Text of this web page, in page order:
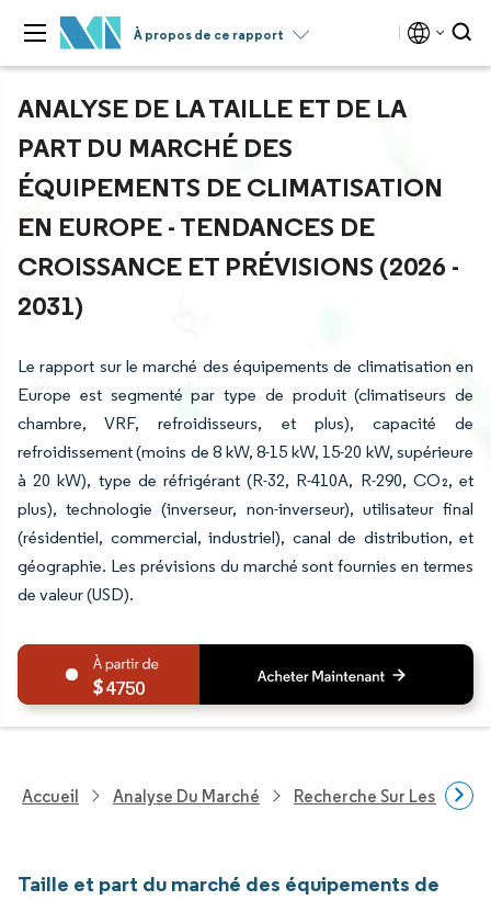
À propos de ce rapport
ANALYSE DE LA TAILLE ET DE LA
PART DU MARCHÉ DES
ÉQUIPEMENTS DE CLIMATISATION
EN EUROPE - TENDANCES DE
CROISSANCE ET PRÉVISIONS (2026 -
2031)
Le rapport sur le marché des équipements de climatisation en
Europe est segmenté par type de produit (climatiseurs de
chambre, VRF, refroidisseurs, et plus), capacité de
refroidissement (moins de 8 kW, 8-15 kW, 15-20 kW, supérieure
à 20 kW), type de réfrigérant (R-32, R-410A, R-290, CO₂, et
plus), technologie (inverseur, non-inverseur), utilisateur final
(résidentiel, commercial, industriel), canal de distribution, et
géographie. Les prévisions du marché sont fournies en termes
de valeur (USD).
4750
Accueil Analyse Du Marché Recherche Sur Les
Taille et part du marché des équipements de